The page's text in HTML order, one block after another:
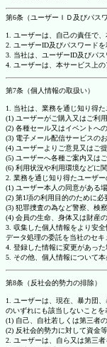
第6条（ユーザーＩＤ及びパス
1. ユーザーは、自己の責任で
2. ユーザーID及びパスワード
3. 当社は、ユーザーID及びパ
4. ユーザーは、本サービス上
第7条（個人情報の取扱い）
1. 当社は、業務を通じ知り得
(1) ユーザーがご購入又はご利
(2) 各種セール又はイベントへ
(3) 電子メール配信サービスの
(4) ユーザーよりご意見又はご
(5) ユーザーへ各種ご案内又は
(6) 利用状況や利用環境などに
2. 業務を通じ知り得たユーザ
(1) ユーザー本人の同意がある
(2) 第1項の利用目的のために必
(3) 犯罪捜査の為など警察、検
(4) 会員の生命、身体又は財産
3. 収集した個人情報をより安
データ処理の委託を当社のセキ
4. 登録した情報に変更があっ
5. その他、個人情報について
第8条（反社会的勢力の排除）
1. ユーザーは、現在、暴力団
のいずれにも該当しないことを
(1) 自己、自社若しくは第三者
(2) 反社会的勢力に対して資金
2. ユーザーは、自ら又は第三